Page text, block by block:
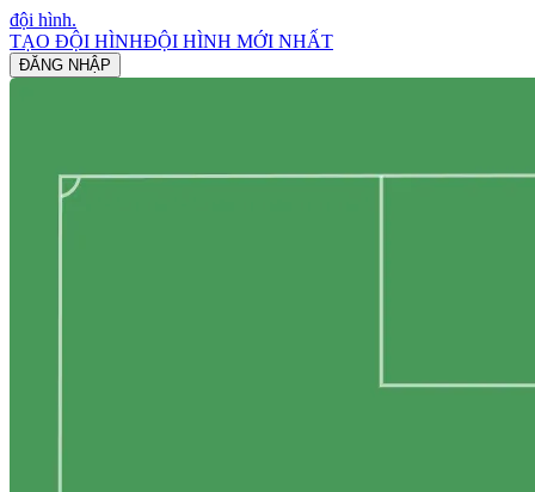
đội hình.
TẠO ĐỘI HÌNHĐỘI HÌNH MỚI NHẤT
ĐĂNG NHẬP